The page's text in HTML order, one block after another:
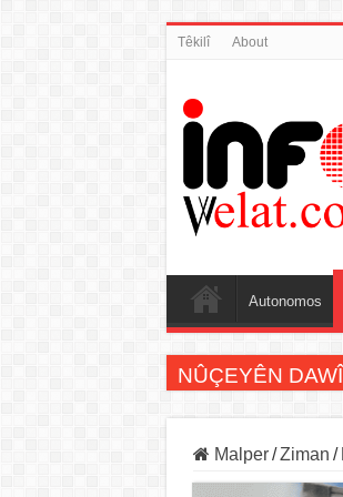
Têkilî About
Autonomos
NÛÇEYÊN DAWÎ
Malper / Ziman /